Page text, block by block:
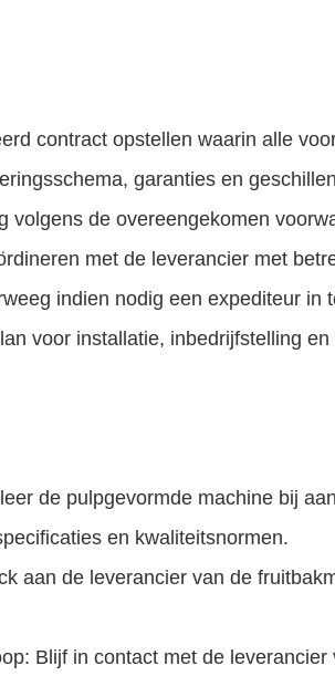
contract opstellen waarin alle
garanties en
volgens de overeengekomen
met de leverancier met
indien nodig een expediteur in
voor installatie, inbedrijfstelling
de pulpgevormde machine bij
en kwaliteitsnormen.
aan de leverancier van de
Blijf in contact met de